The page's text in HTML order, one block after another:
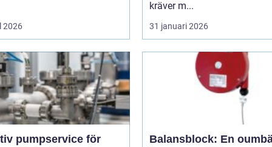
2026
kräver m...
31 januari 2026
pumpservice för
Balansblock: En